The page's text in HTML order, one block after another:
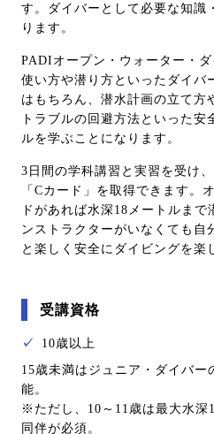
す。ダイバーとして必要な知識
ります。
PADIオープン・ウォーター・
使い方や潜り方といったダイバ
はもちろん、潜水計画の立て方
トラブルの回避方法といった安
ルを学ぶことになります。
3日間の学科講習と実習を受け
「Cカード」を取得できます。
ドがあれば水深18メートルま
ンストラクターがいなくても自
と楽しく安全にダイビングを楽
受講資格
✓
10歳以上
15歳未満はジュニア・ダイバー
能。
※ただし、10～11歳は最大水深
同伴が必須。